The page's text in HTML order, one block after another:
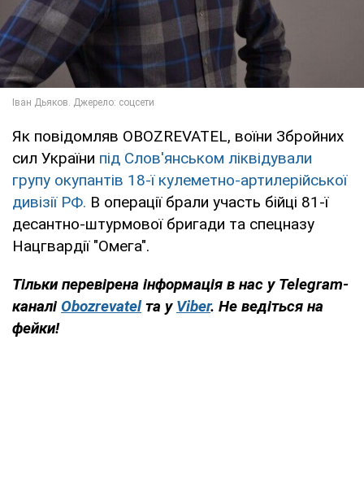
Як повідомляв OBOZREVATEL, воїни Збройних
сил України під Слов'янськом ліквідували
групу окупантів 18-ї кулеметно-артилерійської
дивізії РФ. В операції брали участь бійці 81-ї
десантно-штурмової бригади та спецназу
Нацгвардії "Омега".
Тільки перевірена інформація в нас у Telegram-
каналі Obozrevatelта у Viber. Не ведіться на
фейки!